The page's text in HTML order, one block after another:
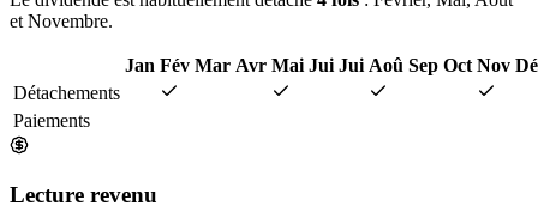
et Novembre.
Jan Fév Mar Avr Mai Jui Jui Aoû Sep Oct Nov
Détachements
Paiements
Lecture revenu